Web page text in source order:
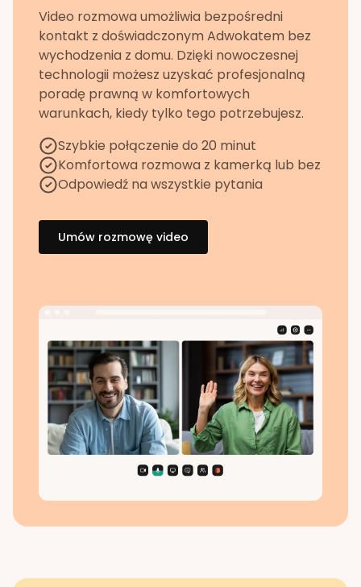
Video rozmowa umożliwia bezpośredni
kontakt z doświadczonym Adwokatem bez
wychodzenia z domu. Dzięki nowoczesnej
technologii możesz uzyskać profesjonalną
poradę prawną w komfortowych
warunkach, kiedy tylko tego potrzebujesz.
Szybkie połączenie do 20 minut
Komfortowa rozmowa z kamerką lub bez
Odpowiedź na wszystkie pytania
Umów rozmowę video